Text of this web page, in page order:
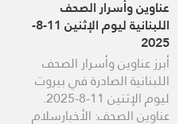
عناوين وأسرار الصحف
اللبنانية ليوم الإثنين 11-8-
2025
أبرز عناوين وأسرار الصحف
اللبنانية الصادرة في بيروت
ليوم الإثنين 11-8-2025.
عناوين الصحف: الأخبارسلام